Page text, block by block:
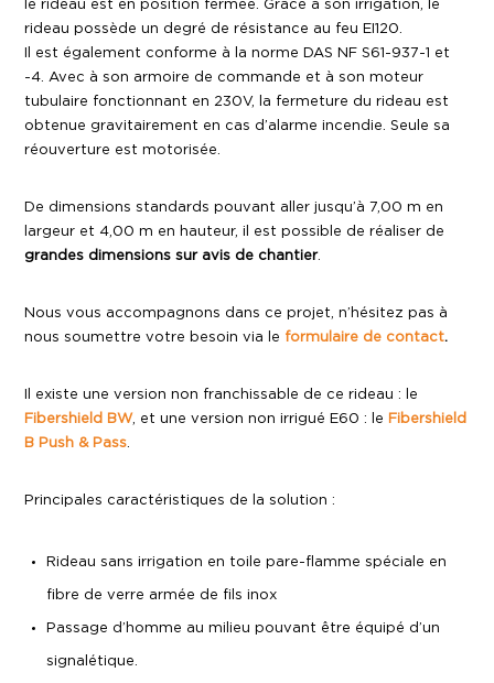
le rideau est en position fermée. Grâce à son irrigation, le
rideau possède un degré de résistance au feu EI120.
Il est également conforme à la norme DAS NF S61-937-1 et
-4. Avec à son armoire de commande et à son moteur
tubulaire fonctionnant en 230V, la fermeture du rideau est
obtenue gravitairement en cas d’alarme incendie. Seule sa
réouverture est motorisée. ​
De dimensions standards pouvant aller jusqu’à 7,00 m en
largeur et 4,00 m en hauteur, il est possible de réaliser de
grandes dimensions sur avis de chantier.
Nous vous accompagnons dans ce projet, n’hésitez pas à
nous soumettre votre besoin via le formulaire de contact.
Il existe une version non franchissable de ce rideau : le
Fibershield BW , et une version non irrigué E60 : le
Fibershield
B Push & Pass
​Principales caractéristiques de la solution :
Rideau sans irrigation en toile pare-flamme spéciale en
fibre de verre armée de fils inox​
Passage d’homme au milieu pouvant être équipé d’un
signalétique.​